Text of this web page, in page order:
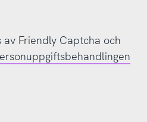
Friendly Captcha och